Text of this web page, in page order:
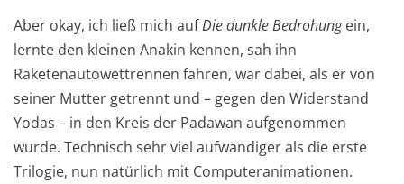
Aber okay, ich ließ mich aufDie dunkle Bedrohungein,
lernte den kleinen Anakin kennen, sah ihn
Raketenautowettrennen fahren, war dabei, als er von
seiner Mutter getrennt und – gegen den Widerstand
Yodas – in den Kreis der Padawan aufgenommen
wurde. Technisch sehr viel aufwändiger als die erste
Trilogie, nun natürlich mit Computeranimationen.